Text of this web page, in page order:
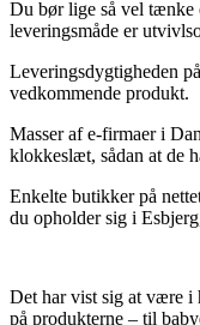
Du bør lige så vel tænke
leveringsmåde er
Leveringsdygtigheden
vedkommende produkt.
Masser af e-firmaer i
klokkeslæt, sådan at de
Enkelte butikker på
du opholder sig i
Det har vist sig at være i
på produkterne – til